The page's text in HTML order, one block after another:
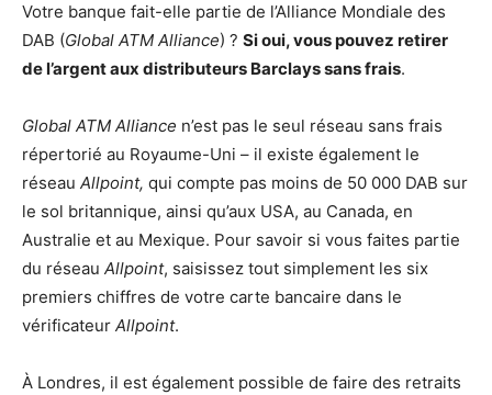
Votre banque fait-elle partie de l’Alliance Mondiale des
DAB (Global ATM Alliance) ? Si oui, vous pouvez retirer
de l’argent aux distributeurs Barclays sans frais.
Global ATM Alliance n’est pas le seul réseau sans frais
répertorié au Royaume-Uni – il existe également le
réseau Allpoint, qui compte pas moins de 50 000 DAB sur
le sol britannique, ainsi qu’aux USA, au Canada, en
Australie et au Mexique. Pour savoir si vous faites partie
du réseau Allpoint, saisissez tout simplement les six
premiers chiffres de votre carte bancaire dans le
vérificateur Allpoint.
À Londres, il est également possible de faire des retraits